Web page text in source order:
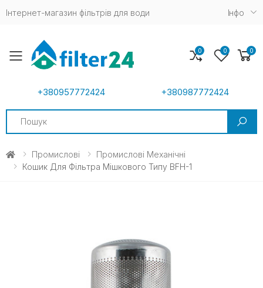
Інтернет-магазин фільтрів для води Iнфо
Toggle mobile menu
+380957772424 +380987772424
Search
0 0 0
Промислові
Промислові Механічні
Кошик Для Фільтра Мішкового Типу BFH-1